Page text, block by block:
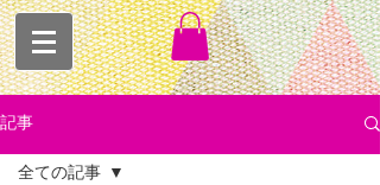
記事
全ての記事